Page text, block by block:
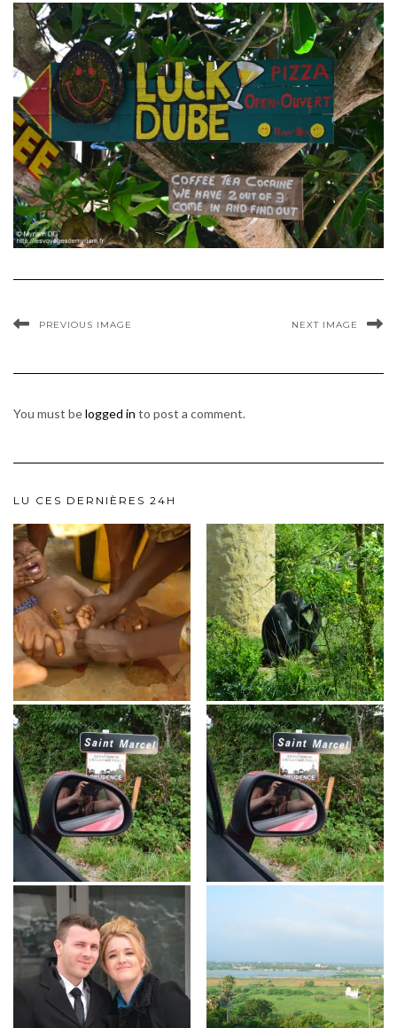
PREVIOUS IMAGE NEXT IMAGE
You must belogged in to post a comment.
LU CES DERNIÈRES 24H